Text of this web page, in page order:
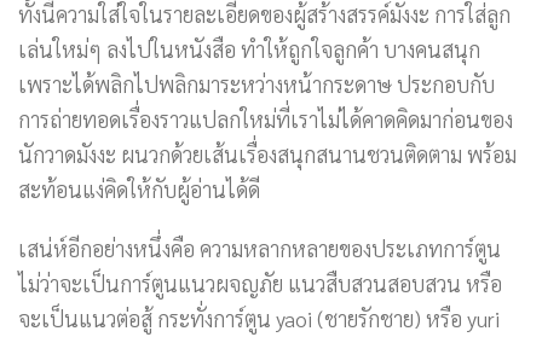
ทั้งนี้ความใส่ใจในรายละเอียดของผู้สร้างสรรค์มังงะ การใส่ลูก
เล่นใหม่ๆ ลงไปในหนังสือ ทำให้ถูกใจลูกค้า บางคนสนุก
เพราะได้พลิกไปพลิกมาระหว่างหน้ากระดาษ ประกอบกับ
การถ่ายทอดเรื่องราวแปลกใหม่ที่เราไม่ได้คาดคิดมาก่อนของ
นักวาดมังงะ ผนวกด้วยเส้นเรื่องสนุกสนานชวนติดตาม พร้อม
สะท้อนแง่คิดให้กับผู้อ่านได้ดี
เสน่ห์อีกอย่างหนึ่งคือ ความหลากหลายของประเภทการ์ตูน
ไม่ว่าจะเป็นการ์ตูนแนวผจญภัย แนวสืบสวนสอบสวน หรือ
จะเป็นแนวต่อสู้ กระทั่งการ์ตูน yaoi (ชายรักชาย) หรือ yuri